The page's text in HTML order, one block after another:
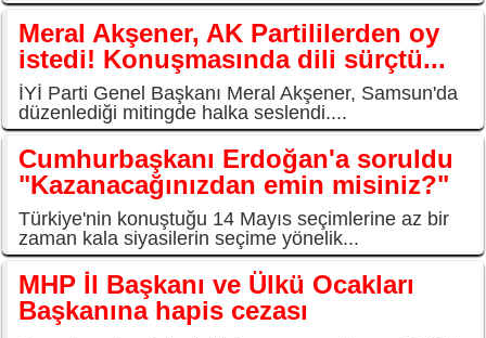
Meral Akşener, AK Partililerden oy
istedi! Konuşmasında dili sürçtü...
İYİ Parti Genel Başkanı Meral Akşener, Samsun'da
düzenlediği mitingde halka seslendi....
Cumhurbaşkanı Erdoğan'a soruldu
"Kazanacağınızdan emin misiniz?"
Türkiye'nin konuştuğu 14 Mayıs seçimlerine az bir
zaman kala siyasilerin seçime yönelik...
MHP İl Başkanı ve Ülkü Ocakları
Başkanına hapis cezası